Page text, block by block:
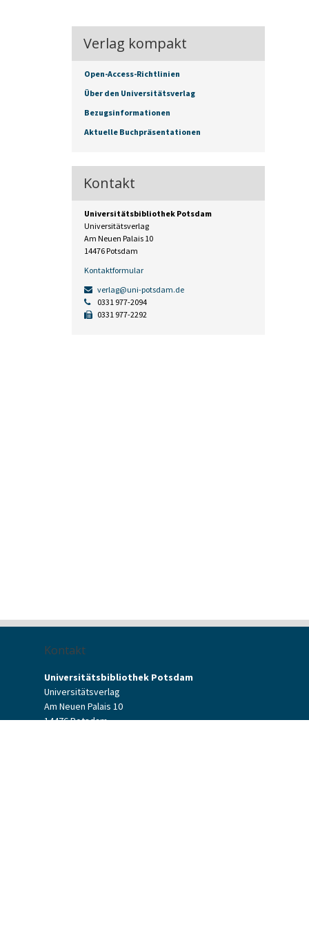
Verlag kompakt
Open-Access-Richtlinien
Über den Universitätsverlag
Bezugsinformationen
Aktuelle Buchpräsentationen
Kontakt
Universitätsbibliothek Potsdam
Universitätsverlag
Am Neuen Palais 10
14476 Potsdam
Kontaktformular
verlag@uni-potsdam.de
0331 977-2094
0331 977-2292
Kontakt
Universitätsbibliothek Potsdam
Universitätsverlag
Am Neuen Palais 10
14476 Potsdam